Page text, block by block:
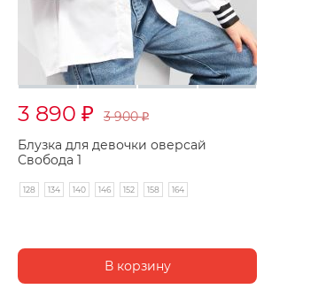
3 890 ₽ 3 900₽
Блузка для девочки оверсай
Свобода 1
128 134 140 146 152 158 164